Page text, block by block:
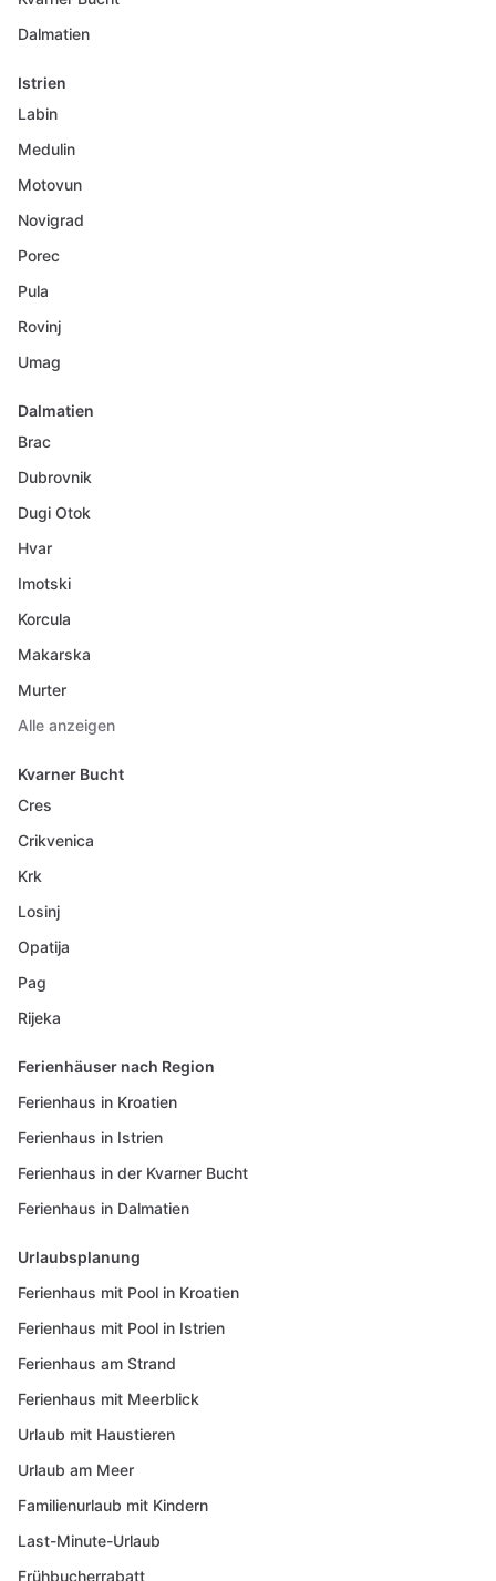
Dalmatien
Istrien
Labin
Medulin
Motovun
Novigrad
Porec
Pula
Rovinj
Umag
Dalmatien
Brac
Dubrovnik
Dugi Otok
Hvar
Imotski
Korcula
Makarska
Murter
Alle anzeigen
Kvarner Bucht
Cres
Crikvenica
Krk
Losinj
Opatija
Pag
Rijeka
Ferienhäuser nach Region
Ferienhaus in Kroatien
Ferienhaus in Istrien
Ferienhaus in der Kvarner Bucht
Ferienhaus in Dalmatien
Urlaubsplanung
Ferienhaus mit Pool in Kroatien
Ferienhaus mit Pool in Istrien
Ferienhaus am Strand
Ferienhaus mit Meerblick
Urlaub mit Haustieren
Urlaub am Meer
Familienurlaub mit Kindern
Last-Minute-Urlaub
Frühbucherrabatt